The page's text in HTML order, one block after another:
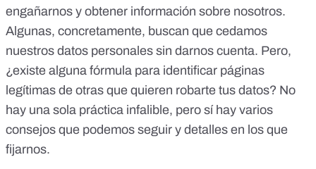
engañarnos y obtener información sobre nosotros.
Algunas, concretamente, buscan que cedamos
nuestros datos personales sin darnos cuenta. Pero,
¿existe alguna fórmula para identificar páginas
legítimas de otras que quieren robarte tus datos? No
hay una sola práctica infalible, pero sí hay varios
consejos que podemos seguir y detalles en los que
fijarnos.